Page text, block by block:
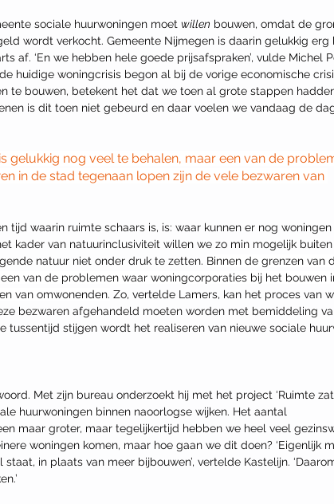
sociale huurwoningen moet willen bouwen, omdat de
wordt verkocht. Gemeente Nijmegen is daarin gelukkig erg
af. ‘En we hebben hele goede prijsafspraken’, vulde Michel
huidige woningcrisis begon al bij de vorige economische
te bouwen, betekent het dat we toen al grote stappen
is dit toen niet gebeurd en daar voelen we vandaag de
gelukkig nog veel te behalen, maar een van de
in de stad tegenaan lopen zijn de vele bezwaren van
kader van natuurinclusiviteit willen we zo min mogelijk
natuur niet onder druk te zetten. Binnen de grenzen van
van de problemen waar woningcorporaties bij het bouwen
van omwonenden. Zo, vertelde Lamers, kan het proces van
bezwaren afgehandeld moeten worden met bemiddeling
tussentijd stijgen wordt het realiseren van nieuwe sociale
huurwoningen binnen naoorlogse wijken. Het aantal
maar groter, maar tegelijkertijd hebben we heel veel
woningen komen, maar hoe gaan we dit doen? ‘Eigenlijk
in plaats van meer bijbouwen’, vertelde Kastelijn.